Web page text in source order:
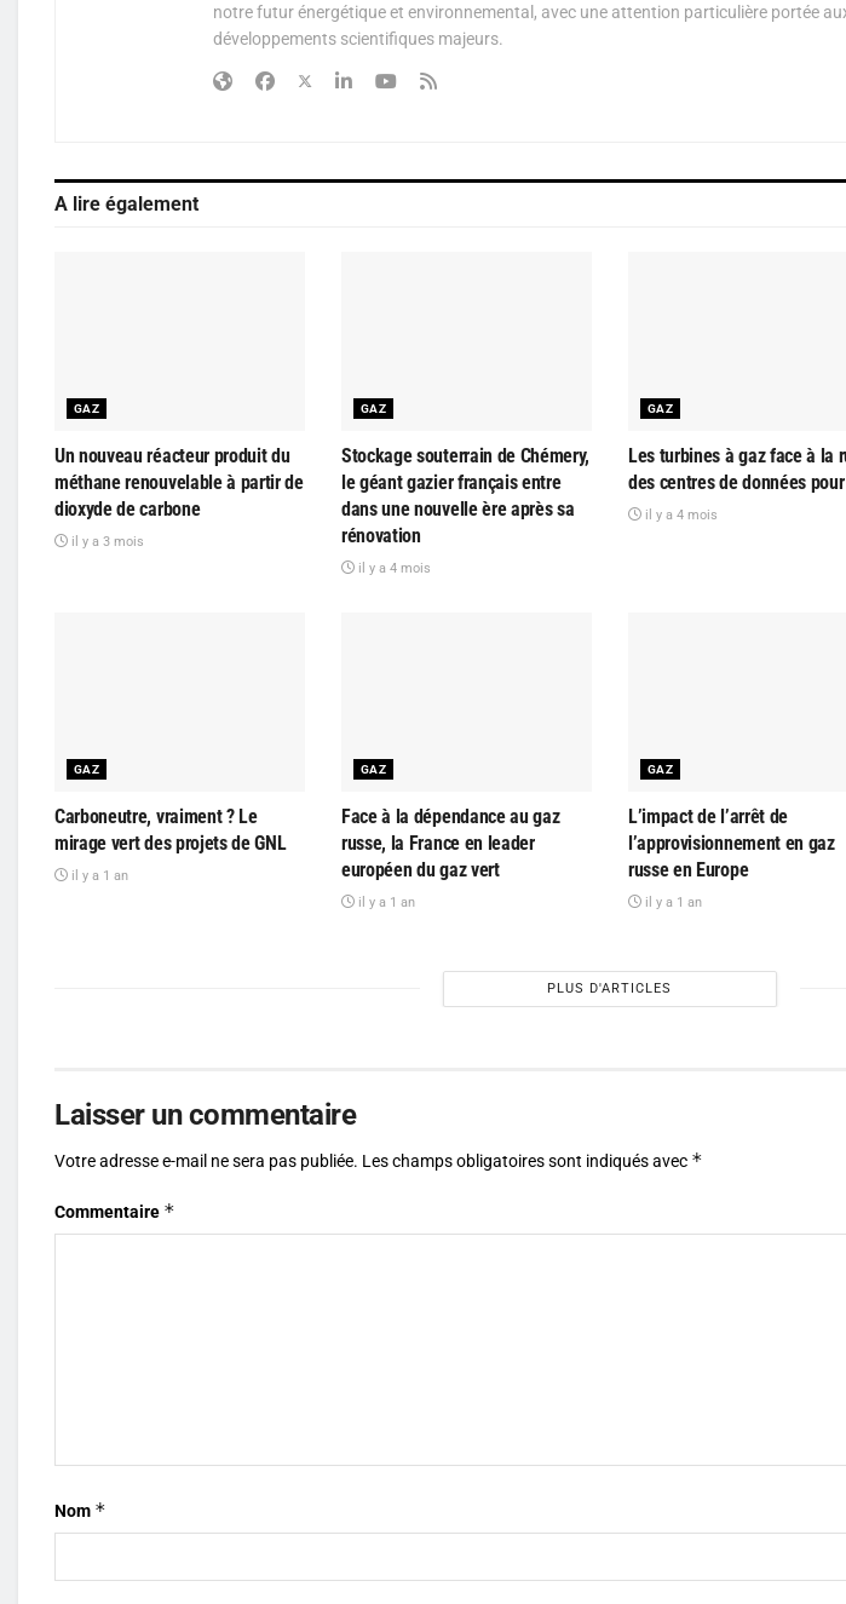
notre futur énergétique et environnemental, avec une attention particulière portée
développements scientifiques majeurs.
A lire également
GAZ
Un nouveau réacteur produit du
méthane renouvelable à partir de
dioxyde de carbone
il y a 3 mois
GAZ
Stockage souterrain de Chémery,
le géant gazier français entre
dans une nouvelle ère après sa
rénovation
il y a 4 mois
GAZ
Les turbines à gaz face à la
des centres de données pour
il y a 4 mois
GAZ
Carboneutre, vraiment ? Le
mirage vert des projets de GNL
il y a 1 an
GAZ
Face à la dépendance au gaz
russe, la France en leader
européen du gaz vert
il y a 1 an
GAZ
L’impact de l’arrêt de
l’approvisionnement en gaz
russe en Europe
il y a 1 an
PLUS D'ARTICLES
Laisser un commentaire
Votre adresse e-mail ne sera pas publiée. Les champs obligatoires sont indiqués avec *
Commentaire *
Nom *